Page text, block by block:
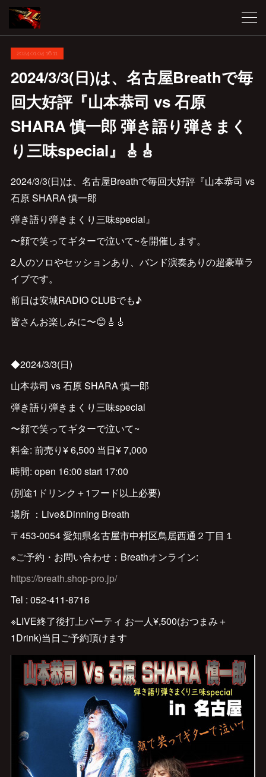
2024.01.04 16:11
2024/3/3(日)は、名古屋Breathで毎
回大好評『山本恭司 vs 石原
SHARA 慎一郎 弾き語り弾きまく
り三味special』🎸🎸
2024/3/3(日)は、名古屋Breathで毎回大好評『山本恭司 vs
石原 SHARA 慎一郎
弾き語り弾きまくり三味special』
〜顔で笑ってギターで泣いて~を開催します。
2人のソロやセッションあり、バンド演奏ありの超豪華ラ
イブです。
前日は安城RADIO CLUBでも♪
皆さんお楽しみに〜😊🎸🎸
◆2024/3/3(日)
山本恭司 vs 石原 SHARA 慎一郎
弾き語り弾きまくり三味special
〜顔で笑ってギターで泣いて~
料金: 前売り¥ 6,500 当日¥ 7,000
時間: open 16:00 start 17:00
(別途1ドリンク＋1フード以上必要)
場所 ：Live&Dinning Breath
〒453-0054 愛知県名古屋市中村区鳥居西通２丁目１
※ご予約・お問い合わせ：Breathオンライン:
https://breath.shop-pro.jp/
Tel : 052-411-8716
※LIVE終了後打上パーティ お一人¥,500(おつまみ＋
1Drink)当日ご予約頂けます